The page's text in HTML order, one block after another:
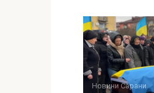
Новини Сарани